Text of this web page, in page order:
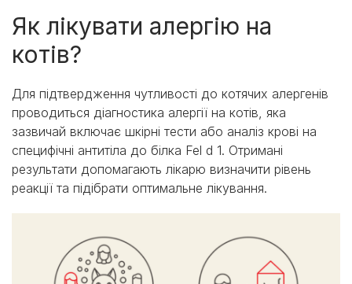
Як лікувати алергію на
котів?
Для підтвердження чутливості до котячих алергенів
проводиться діагностика алергії на котів, яка
зазвичай включає шкірні тести або аналіз крові на
специфічні антитіла до білка Fel d 1. Отримані
результати допомагають лікарю визначити рівень
реакції та підібрати оптимальне лікування.